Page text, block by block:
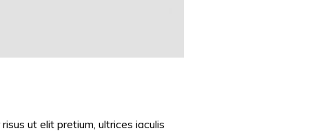
ut elit pretium, ultrices iaculis